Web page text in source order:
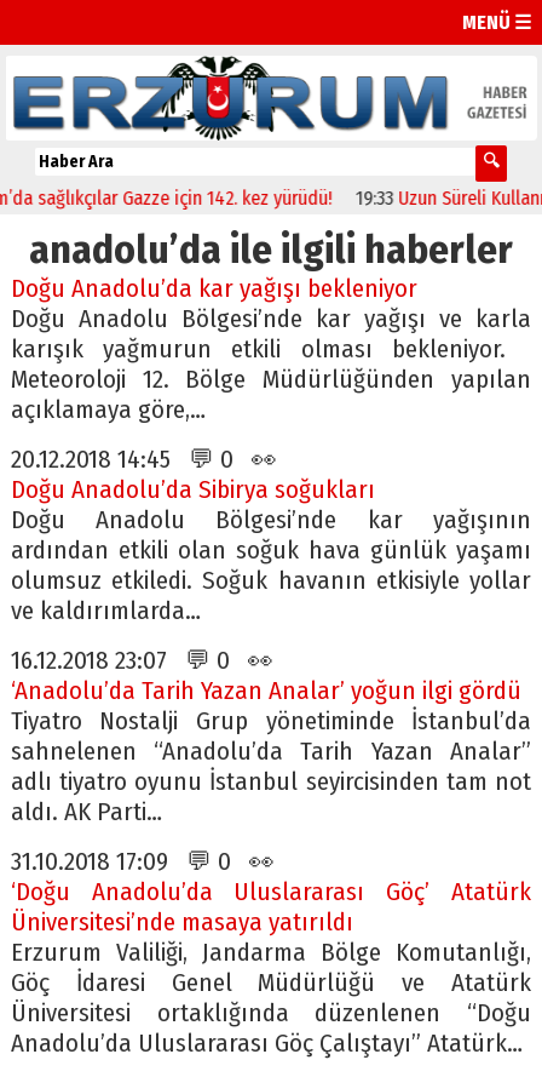
MENÜ ☰
sağlıkçılar Gazze için 142. kez yürüdü! 19:33 Uzun Süreli Kullanım
anadolu’da ile ilgili haberler
Doğu Anadolu’da kar yağışı bekleniyor
Doğu Anadolu Bölgesi’nde kar yağışı ve karla
karışık yağmurun etkili olması bekleniyor.
Meteoroloji 12. Bölge Müdürlüğünden yapılan
açıklamaya göre,…
20.12.2018 14:45 💬 0 👀
Doğu Anadolu’da Sibirya soğukları
Doğu Anadolu Bölgesi’nde kar yağışının
ardından etkili olan soğuk hava günlük yaşamı
olumsuz etkiledi. Soğuk havanın etkisiyle yollar
ve kaldırımlarda…
16.12.2018 23:07 💬 0 👀
‘Anadolu’da Tarih Yazan Analar’ yoğun ilgi gördü
Tiyatro Nostalji Grup yönetiminde İstanbul’da
sahnelenen “Anadolu’da Tarih Yazan Analar”
adlı tiyatro oyunu İstanbul seyircisinden tam not
aldı. AK Parti…
31.10.2018 17:09 💬 0 👀
‘Doğu Anadolu’da Uluslararası Göç’ Atatürk
Üniversitesi’nde masaya yatırıldı
Erzurum Valiliği, Jandarma Bölge Komutanlığı,
Göç İdaresi Genel Müdürlüğü ve Atatürk
Üniversitesi ortaklığında düzenlenen “Doğu
Anadolu’da Uluslararası Göç Çalıştayı” Atatürk…